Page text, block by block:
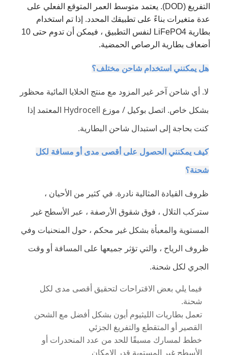
التفريغ (DOD). يعتمد متوسط العمر المتوقع الفعلي على
عدة متغيرات بناءً على تطبيقك المحدد. إذا تم استخدام
بطارية LiFePO4 لنفس التطبيق ، فيمكن أن تدوم حتى 10
أضعاف بطارية الرصاص الحمضية.
هل يمكنني استخدام شاحن مختلف؟
لا. أي شاحن آخر غير المزود مع منتج الخلايا المائية محظور
بشكل خاص. اتصل بوكيل / موزع Hydrocell المعتمد إذا
كنت بحاجة إلى استبدال شاحن البطارية.
كيف يمكنني الحصول على أقصى مدى أو مسافة لكل
شحنة؟
ظروف القيادة المثالية نادرة. في كثير من الأحيان ،
ستركب التلال ، فوق شقوق الأرصفة ، عبر الأسطح غير
المستوية والمعبأة بشكل غير محكم ، حول المنحنيات وفي
ظروف الرياح ، والتي تؤثر جميعها على المسافة أو وقت
الجري لكل شحنة.
فيما يلي بعض الاقتراحات لتحقيق أقصى مدى لكل
شحنة.
تعمل بطاريات الليثيوم أيون بشكل أفضل مع الشحن
القصير أو المتقطع والتفريغ الجزئي
خطط لمسارك مسبقًا للحد من عدد المنحدرات أو
الأسطح غير المستوية قدر الإمكان